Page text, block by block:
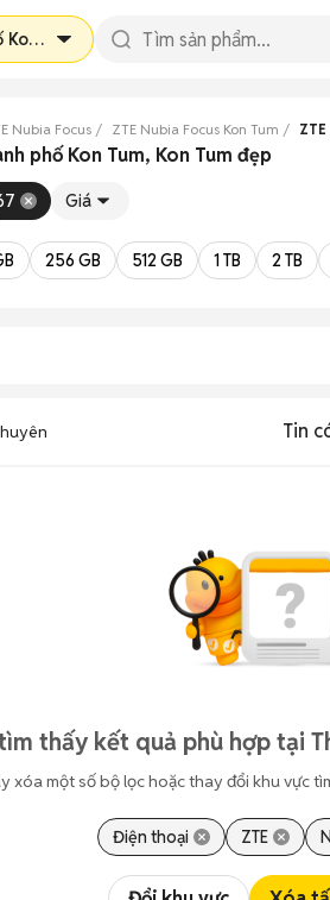
Tum
Nubia Focus ZTE Nubia Focus Kon Tum
phố Kon Tum, Kon Tum đẹp
Giá
256 GB 512 GB 1 TB 2 TB
Tin
thấy kết quả phù hợp tại
xóa một số bộ lọc hoặc thay đổi khu vực
Điện thoại ZTE